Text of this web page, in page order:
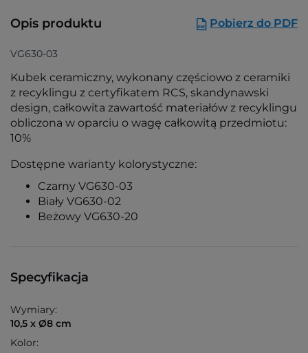
Opis produktu Pobierz do PDF
VG630-03
Kubek ceramiczny, wykonany częściowo z ceramiki
z recyklingu z certyfikatem RCS, skandynawski
design, całkowita zawartość materiałów z recyklingu
obliczona w oparciu o wagę całkowitą przedmiotu:
10%
Dostępne warianty kolorystyczne:
Czarny VG630-03
Biały VG630-02
Beżowy VG630-20
Specyfikacja
Wymiary:
10,5 x Ø8 cm
Kolor: